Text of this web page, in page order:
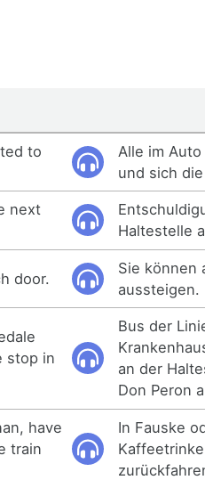
to
Alle im
und sich
next
Haltestelle
door.
Sie können
aussteigen.
stop in
Bus der
an der
Don Peron
have
train
In Fauske